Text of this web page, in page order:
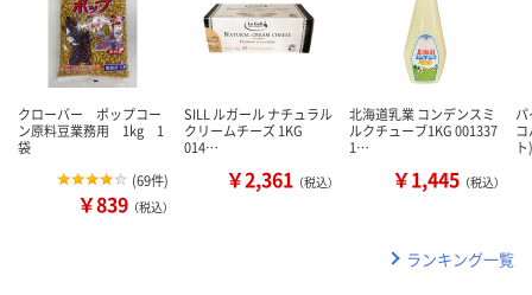
クローバー ポップコー
ン原料豆業務用 1kg 1
袋
(69件)
￥839 （税込）
SILL ルガール ナチュラル
クリームチーズ 1KG
014…
￥2,361 （税込）
北海道乳業 コンデンスミ
ルクチューブ1KG 001337
1…
￥1,445 （税込）
ランキング一覧